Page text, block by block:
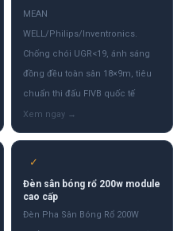
MEAN
WELL/Philips/Inventronics.
Chống chói UGR<19, ánh sáng
đồng đều toàn sân 18×9m, tiêu
chuẩn thi đấu FIVB quốc tế
✓
Đèn sân bóng rổ 200w module
cao cấp
Đèn Pha Sân Bóng Rổ 200W